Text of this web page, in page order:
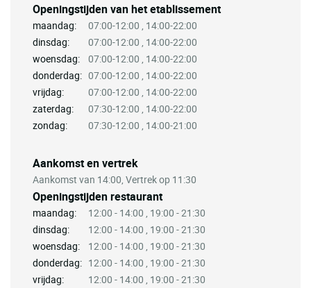
Openingstijden van het etablissement
maandag:
07:00-12:00 , 14:00-22:00
dinsdag:
07:00-12:00 , 14:00-22:00
woensdag:
07:00-12:00 , 14:00-22:00
donderdag: 07:00-12:00 , 14:00-22:00
vrijdag:
07:00-12:00 , 14:00-22:00
zaterdag:
07:30-12:00 , 14:00-22:00
zondag:
07:30-12:00 , 14:00-21:00
Aankomst en vertrek
Aankomst van 14:00, Vertrek op 11:30
Openingstijden restaurant
maandag:
12:00 - 14:00 , 19:00 - 21:30
dinsdag:
12:00 - 14:00 , 19:00 - 21:30
woensdag:
12:00 - 14:00 , 19:00 - 21:30
donderdag: 12:00 - 14:00 , 19:00 - 21:30
vrijdag:
12:00 - 14:00 , 19:00 - 21:30